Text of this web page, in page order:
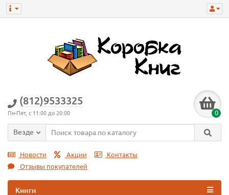
(812)9533325
Пн-Пят, с 11:00 до 20:00 0
Везде
Новости Акции
Контакты
Отзывы покупателей
Книги